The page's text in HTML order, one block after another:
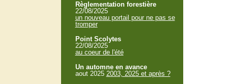
Règlementation forestière
22/08/2025
un nouveau portail pour ne pas se
tromper
Point Scolytes
22/08/2025
au coeur de l'été
Un automne en avance
aout 2025 2003, 2025 et après ?